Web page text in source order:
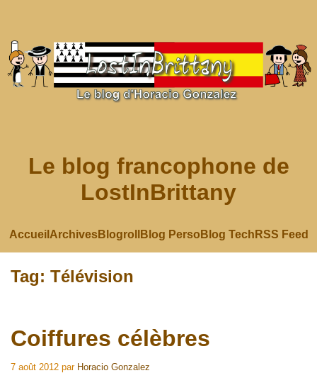
Le blog francophone de
LostInBrittany
Accueil ArchivesBlogroll Blog Perso Blog Tech RSS Feed
Tag: Télévision
Coiffures célèbres
7 août 2012 par Horacio Gonzalez